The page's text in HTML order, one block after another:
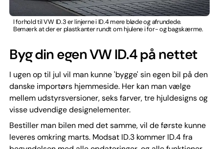
I forhold til VW ID.3 er linjerne i ID.4 mere bløde og afrundede.
Bemærk at der er plastkanter rundt om hjulene i for- og bagskærme.
Byg din egen VW ID.4 på nettet
I ugen op til jul vil man kunne 'bygge' sin egen bil på den
danske importørs hjemmeside. Her kan man vælge
mellem udstyrsversioner, seks farver, tre hjuldesigns og
visse udvendige designelementer.
Bestiller man bilen med det samme, vil de første kunne
leveres omkring marts. Modsat ID.3 kommer ID.4 fra